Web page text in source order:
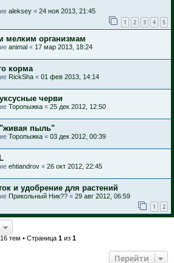
aleksey « 24 ноя 2013, 21:45
1 2 3 4 5
мелким организмам
animal « 17 мар 2013, 18:24
корма
RickSha « 01 фев 2013, 14:14
черви
Торопыжка « 25 дек 2012, 12:50
пыль"
Торопыжка « 03 дек 2012, 00:39
ehtiandrov « 26 окт 2012, 22:45
и удобрение для растений
Прикольный Ник?? « 29 авг 2012, 06:59
1 2
16 тем • Страница 1из 1
Перейти